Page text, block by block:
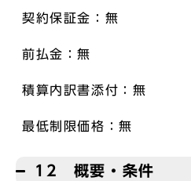
契約保証金：無
前払金：無
積算内訳書添付：無
最低制限価格：無
12 概要・条件